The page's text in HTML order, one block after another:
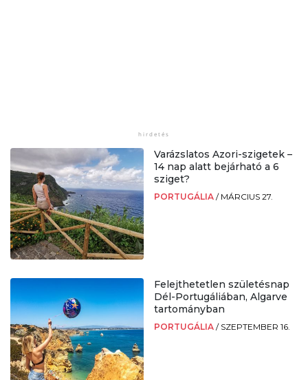
Varázslatos Azori-szigetek –
14 nap alatt bejárható a 6
sziget?
PORTUGÁLIA / MÁRCIUS 27.
Felejthetetlen születésnap
Dél-Portugáliában, Algarve
tartományban
PORTUGÁLIA / SZEPTEMBER 16.